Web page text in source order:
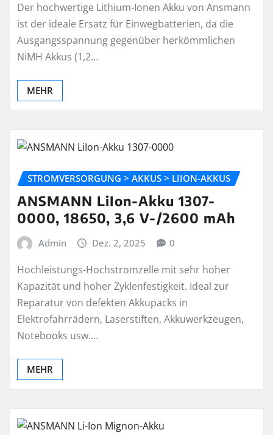
Der hochwertige Lithium-Ionen Akku von Ansmann
ist der ideale Ersatz für Einwegbatterien, da die
Ausgangsspannung gegenüber herkömmlichen
NiMH Akkus (1,2…
MEHR
STROMVERSORGUNG > AKKUS > LIION-AKKUS
ANSMANN LiIon-Akku 1307-
0000, 18650, 3,6 V-/2600 mAh
Admin Dez. 2, 2025 0
Hochleistungs-Hochstromzelle mit sehr hoher
Kapazität und hoher Zyklenfestigkeit. Ideal zur
Reparatur von defekten Akkupacks in
Elektrofahrrädern, Laserstiften, Akkuwerkzeugen,
Notebooks usw.…
MEHR